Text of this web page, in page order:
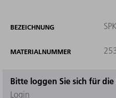
BEZEICHNUNG
MATERIALNUMMER
Bitte loggen Sie sich für
Login